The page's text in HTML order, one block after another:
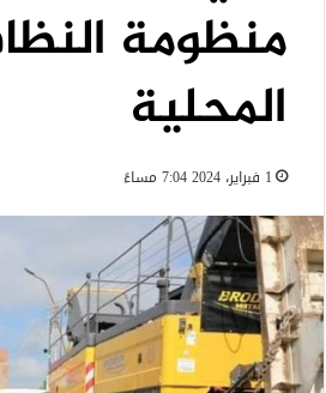
منظومة
المحلية
1 فبراير، 2024 7:04 مساءً